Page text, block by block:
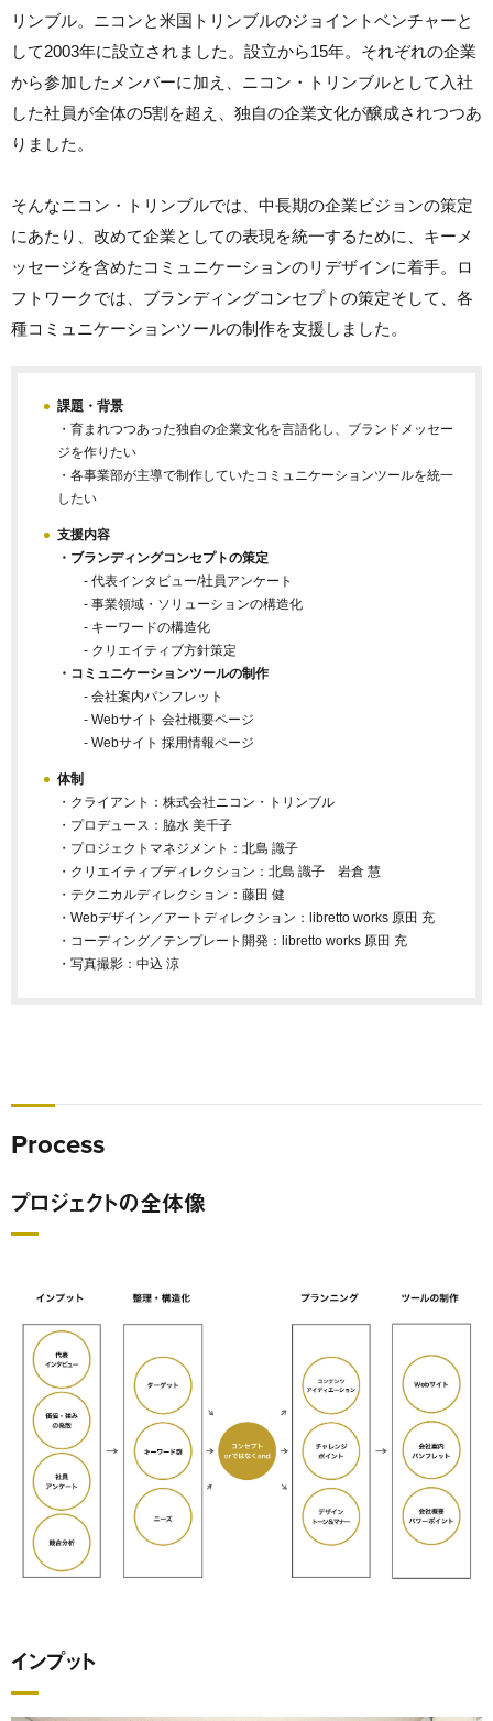
リンブル。ニコンと米国トリンブルのジョイントベンチャーと
して2003年に設立されました。設立から15年。それぞれの企業
から参加したメンバーに加え、ニコン・トリンブルとして入社
した社員が全体の5割を超え、独自の企業文化が醸成されつつあ
りました。
そんなニコン・トリンブルでは、中長期の企業ビジョンの策定
にあたり、改めて企業としての表現を統一するために、キーメ
ッセージを含めたコミュニケーションのリデザインに着手。ロ
フトワークでは、ブランディングコンセプトの策定そして、各
種コミュニケーションツールの制作を支援しました。
課題・背景
・育まれつつあった独自の企業文化を言語化し、ブランドメッセー
ジを作りたい
・各事業部が主導で制作していたコミュニケーションツールを統一
したい
支援内容
・ブランディングコンセプトの策定
- 代表インタビュー/社員アンケート
- 事業領域・ソリューションの構造化
- キーワードの構造化
- クリエイティブ方針策定
・コミュニケーションツールの制作
- 会社案内パンフレット
- Webサイト 会社概要ページ
- Webサイト 採用情報ページ
体制
・クライアント：株式会社ニコン・トリンブル
・プロデュース：脇水 美千子
・プロジェクトマネジメント：北島 識子
・クリエイティブディレクション：北島 識子 岩倉 慧
・テクニカルディレクション：藤田 健
・Webデザイン／アートディレクション：libretto works 原田 充
・コーディング／テンプレート開発：libretto works 原田 充
・写真撮影：中込 涼
Process
プロジェクトの全体像
インプット